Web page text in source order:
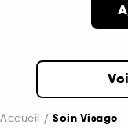
Accueil Soin Visage